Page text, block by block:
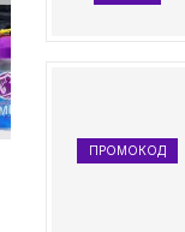
ПРОМОКОД